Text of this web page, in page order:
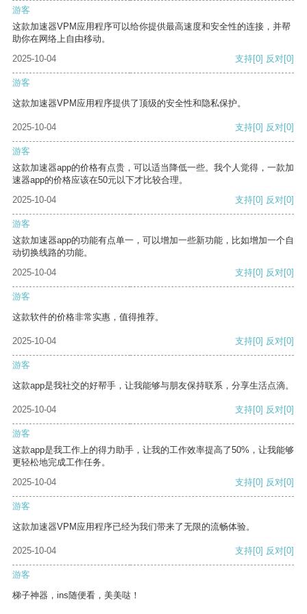
游客
这款加速器VPM应用程序可以给你提供最高速度和安全性的连接，并帮
助你在网络上自由移动。
2025-10-04
支持[0] 反对[0]
游客
这款加速器VPM应用程序提供了顶级的安全性和隐私保护。
2025-10-04 支持[0] 反对[0]
游客
这款加速器app的价格有点贵，可以适当降低一些。我个人觉得，一款加
速器app的价格应该在50元以下才比较合理。
2025-10-04
支持[0] 反对[0]
游客
这款加速器app的功能有点单一，可以增加一些新功能，比如增加一个自
动切换线路的功能。
2025-10-04
支持[0] 反对[0]
游客
这款软件的价格非常实惠，值得推荐。
2025-10-04 支持[0] 反对[0]
游客
这款app是我社交的好帮手，让我能够与朋友保持联系，分享生活点滴。
2025-10-04 支持[0] 反对[0]
游客
这款app是我工作上的得力助手，让我的工作效率提高了50%，让我能够
更轻松地完成工作任务。
2025-10-04
支持[0] 反对[0]
游客
这款加速器VPM应用程序已经为我们带来了无限的流畅体验。
2025-10-04 支持[0] 反对[0]
游客
梯子神器，ins随便看，美美哒！